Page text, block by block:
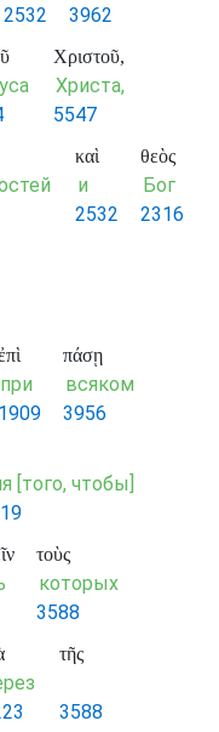
2532
3962
Χριστοῦ,
Христа,
5547
καὶ
и
2532
θεὸς
Бог
2316
при
1909
πάσῃ
всяком
3956
[того, чтобы]
τοὺς
которых
3588
τῆς
3588